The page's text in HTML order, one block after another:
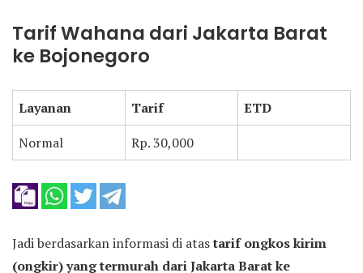
Tarif Wahana dari Jakarta Barat
ke Bojonegoro
Layanan Tarif
ETD
Normal
Rp. 30,000
Jadi berdasarkan informasi di atastarif ongkos kirim
(ongkir) yang termurah dari Jakarta Barat ke